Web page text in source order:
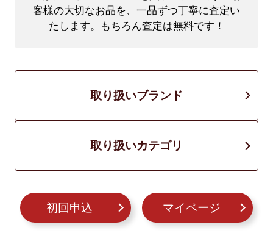
客様の大切なお品を、一品ずつ丁寧に査定い
たします。もちろん査定は無料です！
取り扱いブランド
取り扱いカテゴリ
初回申込 マイページ